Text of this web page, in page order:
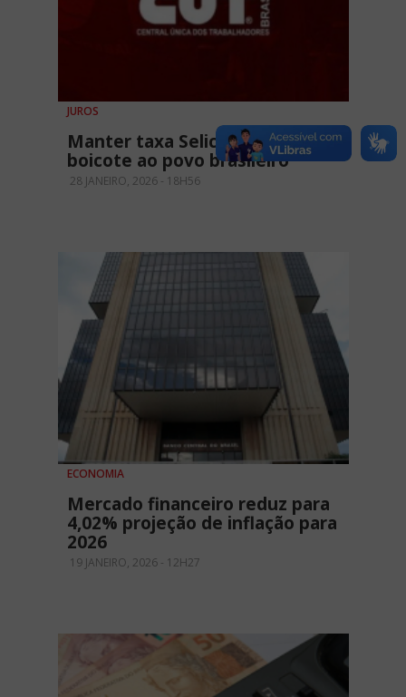
JUROS
Manter taxa Selic em 15% é
boicote ao povo brasileiro
28 JANEIRO, 2026 - 18H56
ECONOMIA
Mercado financeiro reduz para
4,02% projeção de inflação para
2026
19 JANEIRO, 2026 - 12H27